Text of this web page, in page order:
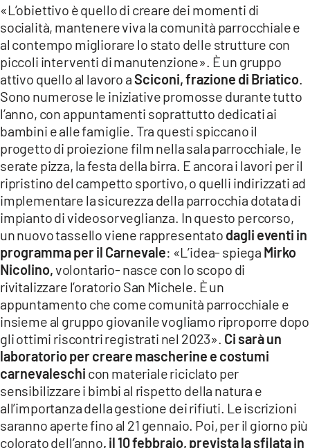
App
ANDROID
APPLE
«L’obiettivo è quello di creare dei momenti di
socialità, mantenere viva la comunità parrocchiale e
al contempo migliorare lo stato delle strutture con
piccoli interventi di manutenzione». È un gruppo
attivo quello al lavoro aSciconi, frazione di Briatico.
Sono numerose le iniziative promosse durante tutto
l’anno, con appuntamenti soprattutto dedicati ai
bambini e alle famiglie. Tra questi spiccano il
progetto di proiezione film nella sala parrocchiale, le
serate pizza, la festa della birra. E ancora i lavori per il
ripristino del campetto sportivo, o quelli indirizzati ad
implementare la sicurezza della parrocchia dotata di
impianto di videosorveglianza. In questo percorso,
un nuovo tassello viene rappresentato dagli eventi in
programma per il Carnevale: «L’idea- spiega Mirko
Nicolino,volontario- nasce con lo scopo di
rivitalizzare l’oratorio San Michele. È un
appuntamento che come comunità parrocchiale e
insieme al gruppo giovanile vogliamo riproporre dopo
gli ottimi riscontri registrati nel 2023». Ci sarà un
laboratorio per creare mascherine e costumi
carnevaleschi con materiale riciclato per
sensibilizzare i bimbi al rispetto della natura e
all’importanza della gestione dei rifiuti. Le iscrizioni
saranno aperte fino al 21 gennaio. Poi, per il giorno più
colorato dell’anno, il 10 febbraio, prevista la sfilata in